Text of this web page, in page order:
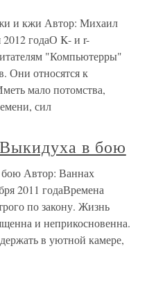
и кжи Автор: Михаил
годаО K- и r-
"Компьютерры"
Они относятся к
мало потомства,
сил
в бою
Автор: Ваннах
2011 годаВремена
по закону. Жизнь
и неприкосновенна.
в уютной камере,